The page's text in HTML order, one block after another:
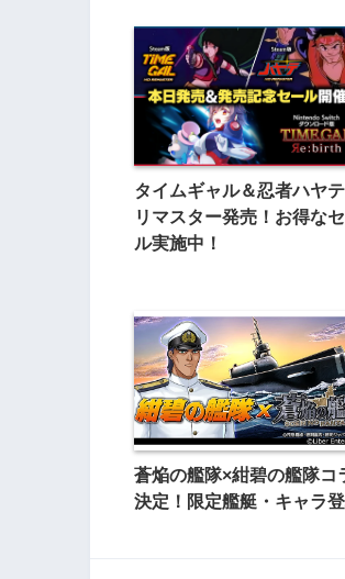
タイムギャル＆忍者ハヤ
リマスター発売！お得な
ル実施中！
蒼焔の艦隊×紺碧の艦隊コ
決定！限定艦艇・キャラ